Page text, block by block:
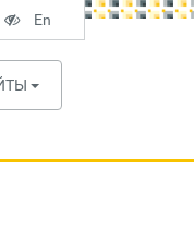
Версия
для
слабовидящих
En
English